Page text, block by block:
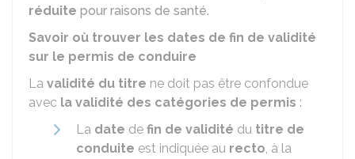
réduite pour raisons de santé.
Savoir où trouver les dates de fin de validité
sur le permis de conduire
La validité du titre ne doit pas être confondue
avec la validité des catégories de permis :
La date de fin de validité du titre de
conduite est indiquée au recto, à la